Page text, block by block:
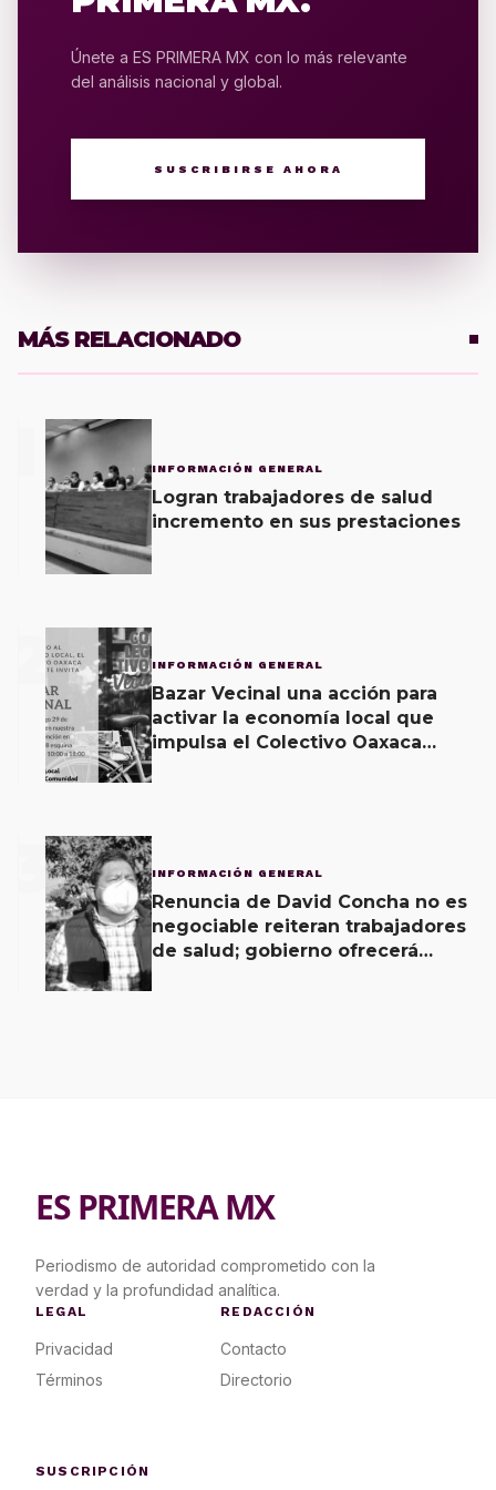
Únete a ES PRIMERA MX con lo más relevante
del análisis nacional y global.
SUSCRIBIRSE AHORA
MÁS RELACIONADO
INFORMACIÓN GENERAL
Logran trabajadores de salud
incremento en sus prestaciones
2 INFORMACIÓN GENERAL
Bazar Vecinal una acción para
activar la economía local que
impulsa el Colectivo Oaxaca
3 INFORMACIÓN GENERAL
Renuncia de David Concha no es
negociable reiteran trabajadores
de salud; gobierno ofrecerá
ES PRIMERA MX
Periodismo de autoridad comprometido con la
verdad y la profundidad analítica.
LEGAL
Privacidad
Términos
REDACCIÓN
Contacto
Directorio
SUSCRIPCIÓN